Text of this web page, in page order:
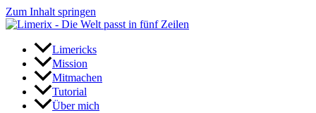
Zum Inhalt springen
Limericks
Mission
Mitmachen
Tutorial
Über mich